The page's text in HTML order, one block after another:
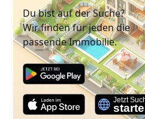
Du bist auf der Suche?
Wir finden für jeden die
passende Immobilie.